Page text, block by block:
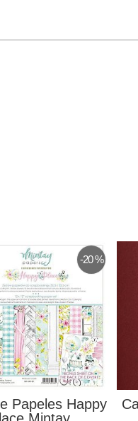
-20 %
Papeles Happy